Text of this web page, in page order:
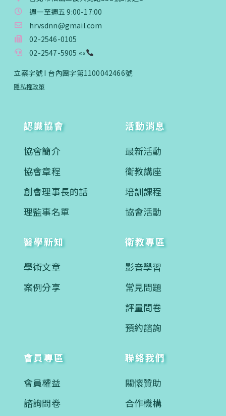
週一至週五 9:00-17:00
hrvsdnn@gmail.com
02-2546-0105
02-2547-5905 ««
立案字號 I 台內團字第1100042466號
隱私權政策
認識協會
協會簡介
協會章程
創會理事長的話
理監事名單
活動消息
最新活動
衛教講座
培訓課程
協會活動
醫學新知
學術文章
案例分享
衛教專區
影音學習
常見問題
評量問卷
預約諮詢
會員專區
會員權益
諮詢問卷
聯絡我們
關懷贊助
合作機構